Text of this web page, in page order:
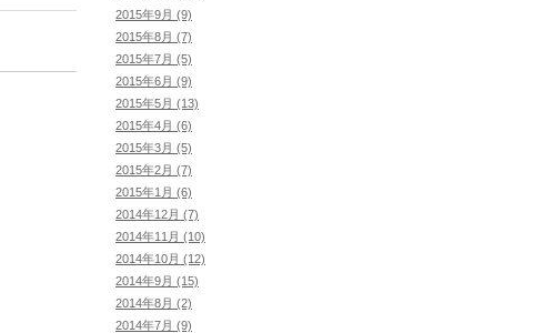
2015年9月 (9)
2015年8月 (7)
2015年7月 (5)
2015年6月 (9)
2015年5月 (13)
2015年4月 (6)
2015年3月 (5)
2015年2月 (7)
2015年1月 (6)
2014年12月 (7)
2014年11月 (10)
2014年10月 (12)
2014年9月 (15)
2014年8月 (2)
2014年7月 (9)